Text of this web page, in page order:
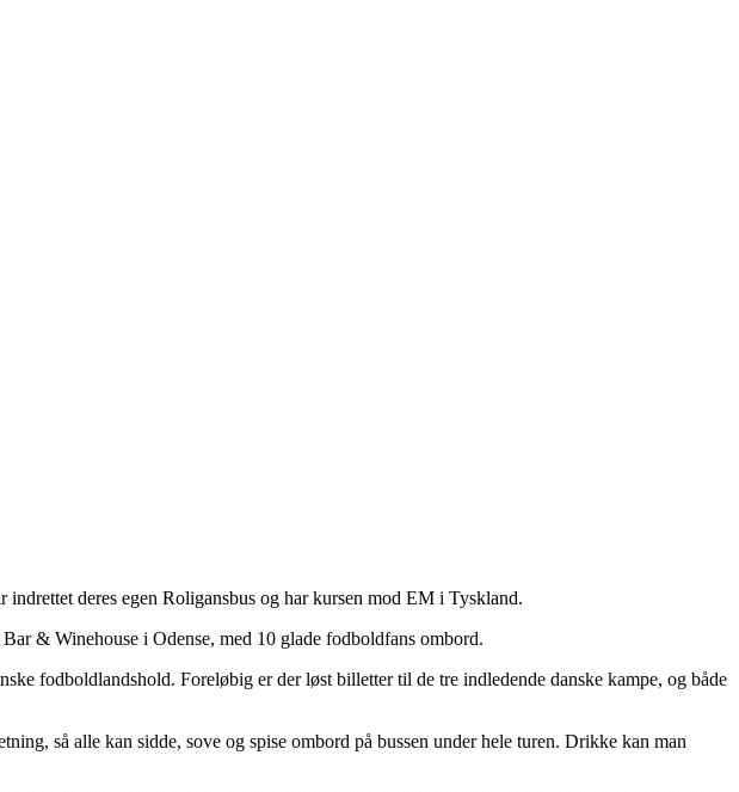
indrettet deres egen Roligansbus og har kursen mod EM i Tyskland.
& Winehouse i Odense, med 10 glade fodboldfans ombord.
fodboldlandshold. Foreløbig er der løst billetter til de tre indledende danske kampe, og både
så alle kan sidde, sove og spise ombord på bussen under hele turen. Drikke kan man